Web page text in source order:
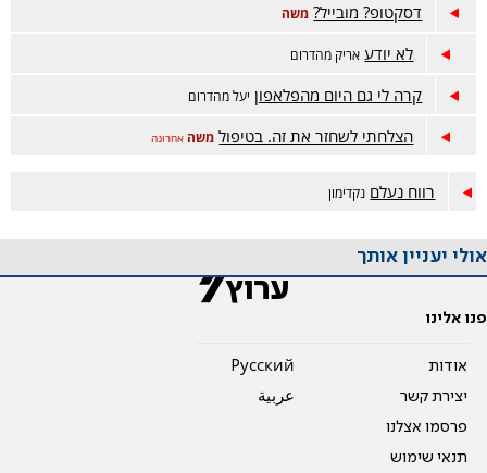
דסקטופ? מובייל? משה
לא יודע אריק מהדרום
קרה לי גם היום מהפלאפון יעל מהדרום
הצלחתי לשחזר את זה. בטיפול משה אחרונה
רווח נעלם נקדימון
אולי יעניין אותך
פנו אלינו
אודות
יצירת קשר
פרסמו אצלנו
תנאי שימוש
Pусский
عربية